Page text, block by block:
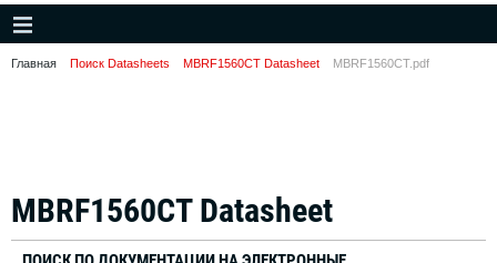
Главная Поиск Datasheets MBRF1560CT Datasheet MBRF1560CT.pdf
MBRF1560CT Datasheet